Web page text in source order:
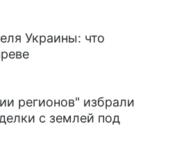
Украины: что
регионов" избрали
с землей под